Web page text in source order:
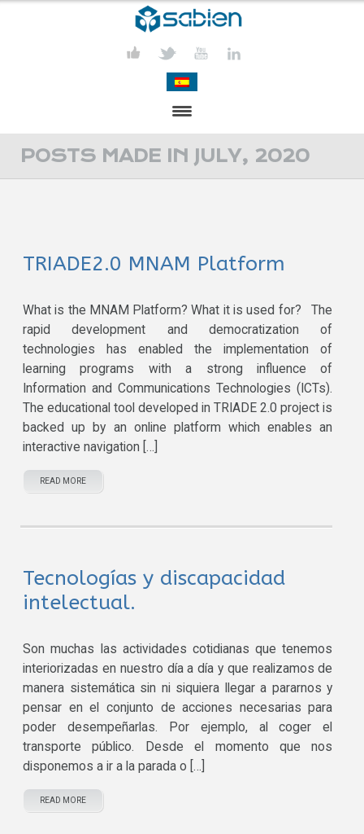
PRESENTATION
ACTIVITIES
CONTACT
POSTS MADE IN JULY, 2020
TRIADE2.0 MNAM Platform
What is the MNAM Platform? What it is used for? The
rapid development and democratization of
technologies has enabled the implementation of
learning programs with a strong influence of
Information and Communications Technologies (ICTs).
The educational tool developed in TRIADE 2.0 project is
backed up by an online platform which enables an
interactive navigation […]
READ MORE
Tecnologías y discapacidad
intelectual.
Son muchas las actividades cotidianas que tenemos
interiorizadas en nuestro día a día y que realizamos de
manera sistemática sin ni siquiera llegar a pararnos y
pensar en el conjunto de acciones necesarias para
poder desempeñarlas. Por ejemplo, al coger el
transporte público. Desde el momento que nos
disponemos a ir a la parada o […]
READ MORE